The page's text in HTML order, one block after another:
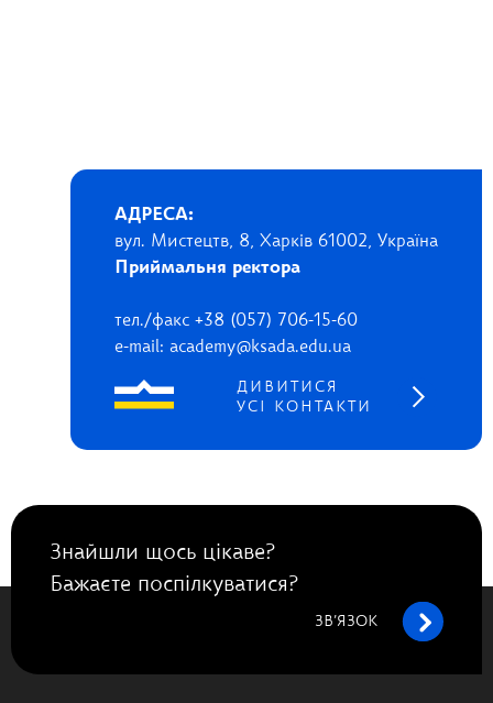
АДРЕСА:
вул. Мистецтв, 8, Харків 61002, Україна
Приймальня ректора
тел./факс +38 (057) 706-15-60
e-mail: academy@ksada.edu.ua
ДИВИТИСЯ
УСІ КОНТАКТИ
Знайшли щось цікаве?
Бажаєте поспілкуватися?
ЗВ’ЯЗОК